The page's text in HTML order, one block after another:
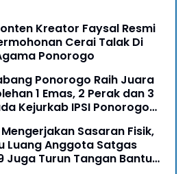
Kreator Faysal Resmi
Cerai Talak Di
Ponorogo
Ponorogo Raih Juara
1 Emas, 2 Perak dan 3
Kejurkab IPSI Ponorogo
Sasaran Fisik,
Luang Anggota Satgas
Juga Turun Tangan Bantu